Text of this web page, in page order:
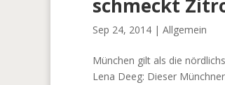
schmeckt
Sep 24, 2014 | Allgemein
München gilt als die
Lena Deeg: Dieser